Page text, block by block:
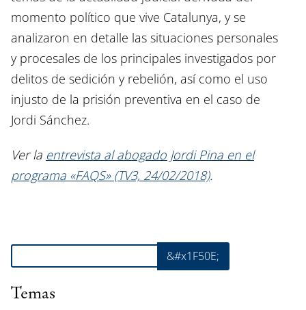
momento político que vive Catalunya, y se
analizaron en detalle las situaciones personales
y procesales de los principales investigados por
delitos de sedición y rebelión, así como el uso
injusto de la prisión preventiva en el caso de
Jordi Sánchez.
Ver la entrevista al abogado Jordi Pina en el
programa «FAQS» (TV3, 24/02/2018).
Buscar &#x1F50E;
Temas